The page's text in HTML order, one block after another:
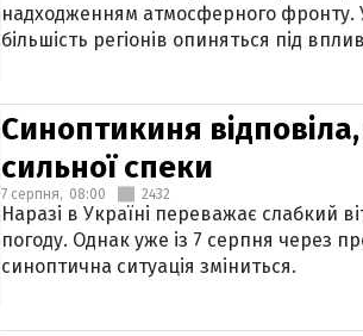
надходженням атмосферного фронту.
більшість регіонів опиняться під
Синоптикиня
сильної спеки
7 серпня, 08:00 2432
Наразі в Україні переважає слабкий
погоду. Однак уже із 7 серпня через
синоптична ситуація зміниться.